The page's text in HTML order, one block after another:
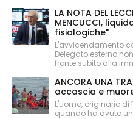
LA NOTA DEL
MENCUCCI,
fisiologiche"
L'avvicendamento
Delegato esterno
fronte subito alla
ANCORA UNA
accascia e
L'uomo, originario
quando ha avuto